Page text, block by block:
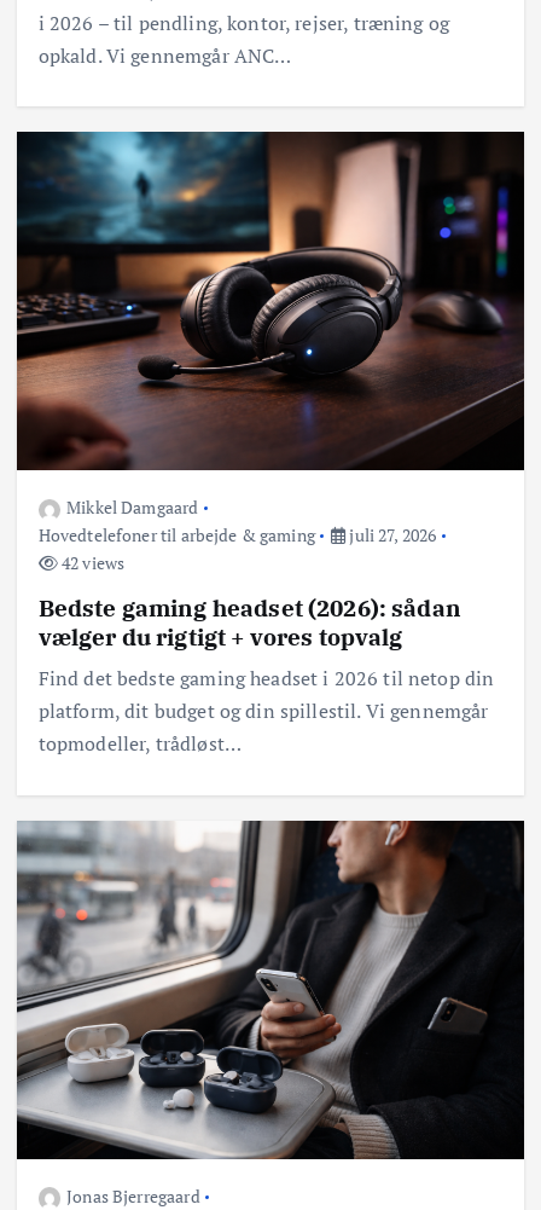
i 2026 – til pendling, kontor, rejser, træning og
opkald. Vi gennemgår ANC…
Mikkel Damgaard
Hovedtelefoner til arbejde & gaming
juli 27, 2026
42 views
Bedste gaming headset (2026): sådan
vælger du rigtigt + vores topvalg
Find det bedste gaming headset i 2026 til netop din
platform, dit budget og din spillestil. Vi gennemgår
topmodeller, trådløst…
Jonas Bjerregaard